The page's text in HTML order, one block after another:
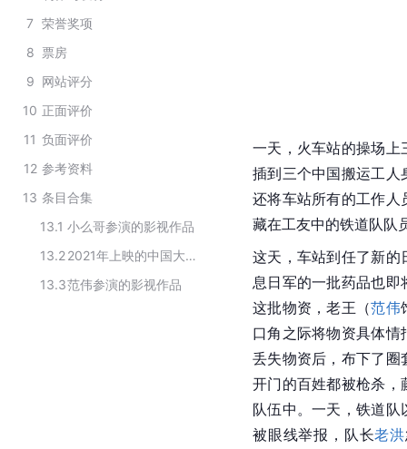
7 荣誉奖项
8 票房
9 网站评分
10 正面评价
11 负面评价
12 参考资料
13 条目合集
13.1 小么哥参演的影视作品
13.2
2021年上映的中国大陆电影
13.3范伟参演的影视作品
一天，火车站的操场上
插到三个中国搬运工人
还将车站所有的工作人
藏在工友中的铁道队队
这天，车站到任了新的
息日军的一批药品也即
这批物资，老王（范伟
口角之际将物资具体
丢失物资后，布下了圈
开门的百姓都被枪杀
队伍中。一天，铁道队
被眼线举报，队长老洪